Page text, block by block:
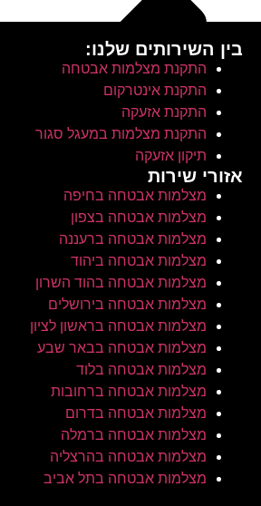
התקנת אינטרקום לעסק ולמשרד
בין השירותים שלנו:
התקנת מצלמות אבטחה
התקנת אינטרקום
התקנת אזעקה
התקנת מצלמות במעגל סגור
תיקון אזעקה
אזורי שירות
מצלמות אבטחה בחיפה
מצלמות אבטחה בצפון
מצלמות אבטחה ברעננה
מצלמות אבטחה ביהוד
מצלמות אבטחה בהוד השרון
מצלמות אבטחה בירושלים
מצלמות אבטחה בראשון לציון
מצלמות אבטחה בבאר שבע
מצלמות אבטחה בלוד
מצלמות אבטחה ברחובות
מצלמות אבטחה בדרום
מצלמות אבטחה ברמלה
מצלמות אבטחה בהרצליה
מצלמות אבטחה בתל אביב